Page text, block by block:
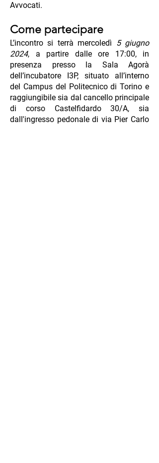
Avvocati.
Come partecipare
L’incontro si terrà mercoledì
5 giugno
2024, a partire dalle ore 17:00, in
presenza presso la Sala Agorà
dell’incubatore I3P, situato all’interno
del Campus del Politecnico di Torino e
raggiungibile sia dal cancello principale
di corso Castelfidardo 30/A, sia
dall'ingresso pedonale di via Pier Carlo